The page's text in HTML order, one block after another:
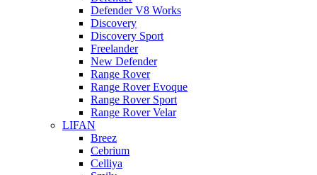
Defender V8 Works
Discovery
Discovery Sport
Freelander
New Defender
Range Rover
Range Rover Evoque
Range Rover Sport
Range Rover Velar
LIFAN
Breez
Cebrium
Celliya